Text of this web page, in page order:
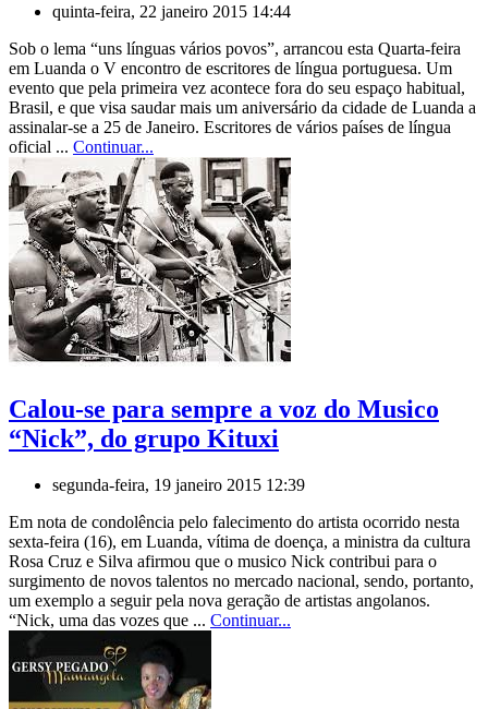
quinta-feira, 22 janeiro 2015 14:44
Sob o lema “uns línguas vários povos”, arrancou esta Quarta-feira
em Luanda o V encontro de escritores de língua portuguesa. Um
evento que pela primeira vez acontece fora do seu espaço habitual,
Brasil, e que visa saudar mais um aniversário da cidade de Luanda a
assinalar-se a 25 de Janeiro. Escritores de vários países de língua
oficial ... Continuar...
Calou-se para sempre a voz do Musico
“Nick”, do grupo Kituxi
segunda-feira, 19 janeiro 2015 12:39
Em nota de condolência pelo falecimento do artista ocorrido nesta
sexta-feira (16), em Luanda, vítima de doença, a ministra da cultura
Rosa Cruz e Silva afirmou que o musico Nick contribui para o
surgimento de novos talentos no mercado nacional, sendo, portanto,
um exemplo a seguir pela nova geração de artistas angolanos.
“Nick, uma das vozes que ... Continuar...